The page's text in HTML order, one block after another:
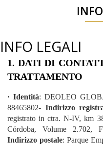
INFO LEGALI
1. DATI DI
TRATTAMENTO
· Identità: DEOLEO
88465802- Indirizzo
registrato in ctra. N-IV, km
Córdoba, Volume 2.702,
Indirizzo postale: Parque